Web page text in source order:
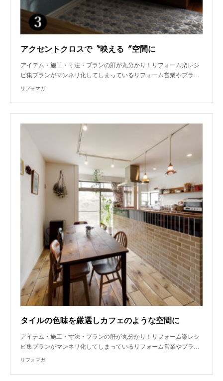
アクセントクロスで〝映える〞空間に
アイテム・施工・寸法・プランの肝が丸分かり！リフォーム楽レシ
ピ集プランがマンネリ化してしまっているリフォーム営業やプラ…
リフォマガ
タイルの色味を厳選しカフェのような空間に
アイテム・施工・寸法・プランの肝が丸分かり！リフォーム楽レシ
ピ集プランがマンネリ化してしまっているリフォーム営業やプラ…
リフォマガ